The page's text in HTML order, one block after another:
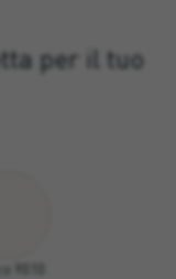
per il tuo
9010